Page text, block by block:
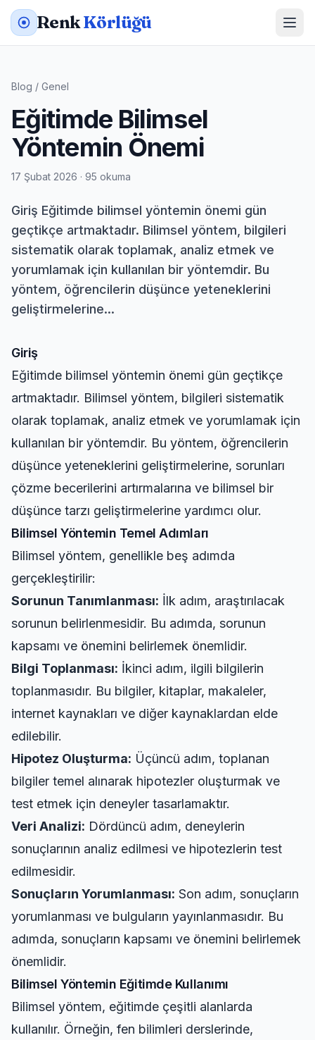
RenkKörlüğü
Blog / Genel
Eğitimde Bilimsel
Yöntemin Önemi
17 Şubat 2026 · 95 okuma
Giriş Eğitimde bilimsel yöntemin önemi gün
geçtikçe artmaktadır. Bilimsel yöntem, bilgileri
sistematik olarak toplamak, analiz etmek ve
yorumlamak için kullanılan bir yöntemdir. Bu
yöntem, öğrencilerin düşünce yeteneklerini
geliştirmelerine...
Giriş
Eğitimde bilimsel yöntemin önemi gün geçtikçe
artmaktadır. Bilimsel yöntem, bilgileri sistematik
olarak toplamak, analiz etmek ve yorumlamak için
kullanılan bir yöntemdir. Bu yöntem, öğrencilerin
düşünce yeteneklerini geliştirmelerine, sorunları
çözme becerilerini artırmalarına ve bilimsel bir
düşünce tarzı geliştirmelerine yardımcı olur.
Bilimsel Yöntemin Temel Adımları
Bilimsel yöntem, genellikle beş adımda
gerçekleştirilir:
Sorunun Tanımlanması: İlk adım, araştırılacak
sorunun belirlenmesidir. Bu adımda, sorunun
kapsamı ve önemini belirlemek önemlidir.
Bilgi Toplanması: İkinci adım, ilgili bilgilerin
toplanmasıdır. Bu bilgiler, kitaplar, makaleler,
internet kaynakları ve diğer kaynaklardan elde
edilebilir.
Hipotez Oluşturma: Üçüncü adım, toplanan
bilgiler temel alınarak hipotezler oluşturmak ve
test etmek için deneyler tasarlamaktır.
Veri Analizi: Dördüncü adım, deneylerin
sonuçlarının analiz edilmesi ve hipotezlerin test
edilmesidir.
Sonuçların Yorumlanması: Son adım, sonuçların
yorumlanması ve bulguların yayınlanmasıdır. Bu
adımda, sonuçların kapsamı ve önemini belirlemek
önemlidir.
Bilimsel Yöntemin Eğitimde Kullanımı
Bilimsel yöntem, eğitimde çeşitli alanlarda
kullanılır. Örneğin, fen bilimleri derslerinde,